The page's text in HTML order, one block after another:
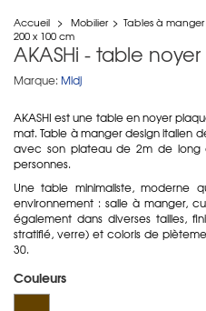
Accueil > Mobilier > Tables à
200 x 100 cm
AKASHi - table
Marque: Midj
AKASHI est une table en noyer
mat. Table à manger design italien
avec son plateau de 2m de long
personnes.
Une table minimaliste, moderne
environnement : salle à manger,
également dans diverses tailles,
stratifié, verre) et coloris de
30.
Couleurs